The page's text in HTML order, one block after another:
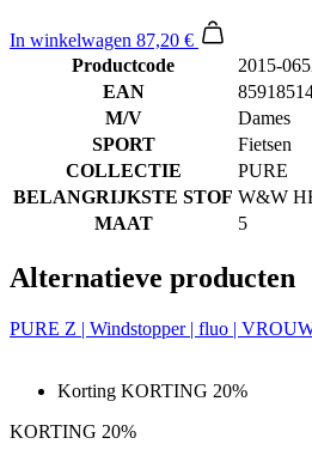
In winkelwagen 87,20 €
Productcode
2015-
EAN
M/V
Dames
SPORT
Fietsen
COLLECTIE
PURE
BELANGRIJKSTE STOF W&W
MAAT
5
Alternatieve producten
PURE Z | Windstopper | fluo |
Korting KORTING 20%
KORTING 20%